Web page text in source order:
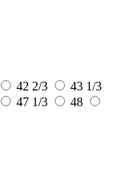
42 2/3
43 1/3
47 1/3
48